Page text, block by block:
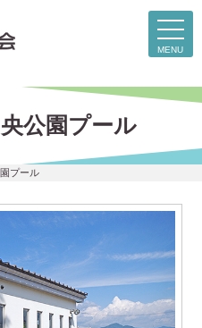
MENU
公園プール
プール